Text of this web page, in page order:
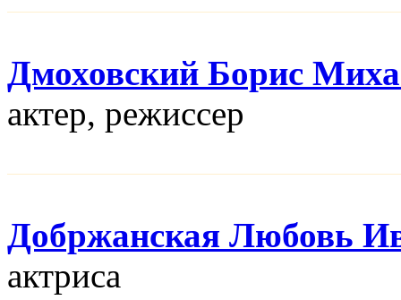
Дмоховский Борис
актер, режисcер
Добржанская Любовь
актриса